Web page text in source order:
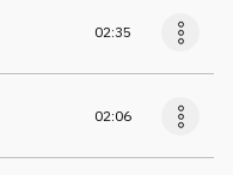
02:35
02:06